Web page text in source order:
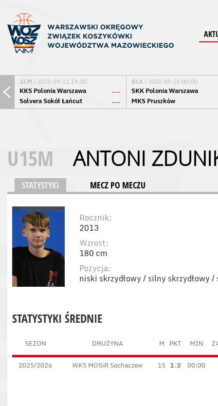
1LM | 2026-09-21 19:00
KKS Polonia Warszawa
---
Solvera Sokół Łańcut
---
BLK | 2026-09-26 00:00
SKK Polonia Warszawa
MKS Pruszków
U15M ANTONI
STATYSTYKI MECZ PO MECZU
Rocznik:
2013
Wzrost:
180 cm
Pozycja:
niski skrzydłowy / silny skrzydłowy /
STATYSTYKI ŚREDNIE
SEZON DRUŻYNA M PKT MIN
2025/2026 WKS MOSiR Sochaczew 15 1.2 00:00